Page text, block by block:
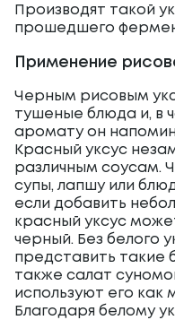
Производят такой
прошедшего
Применение
Черным рисовым
тушеные блюда и, в
аромату он
Красный уксус
различным соусам.
супы, лапшу или
если добавить
красный уксус
черный. Без белого
представить такие
также салат
используют его как
Благодаря белому